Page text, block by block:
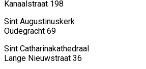
Kanaalstraat 198
Sint Augustinuskerk
Oudegracht 69
Sint Catharinakathedraal
Lange Nieuwstraat 36